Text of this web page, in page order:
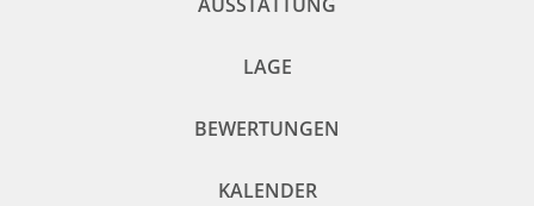
LAGE
BEWERTUNGEN
KALENDER